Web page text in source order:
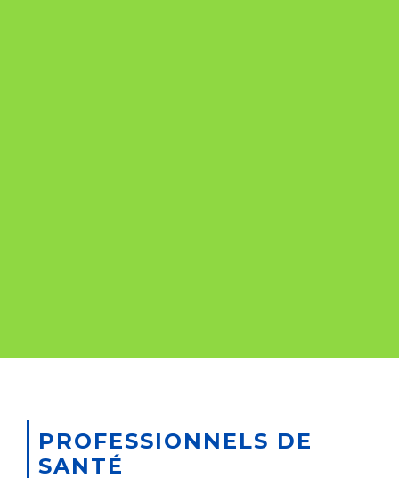
PROFESSIONNELS DE
SANTÉ